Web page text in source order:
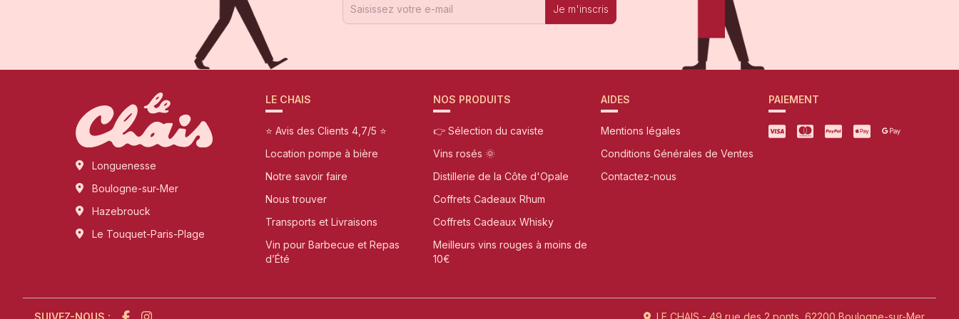
Je m'inscris
Longuenesse
Boulogne-sur-Mer
Hazebrouck
Le Touquet-Paris-Plage
LE CHAIS
⭐ Avis des Clients 4,7/5 ⭐
Location pompe à bière
Notre savoir faire
Nous trouver
Transports et Livraisons
Vin pour Barbecue et Repas
d’Été
NOS PRODUITS
👉 Sélection du caviste
Vins rosés 🌞
Distillerie de la Côte d'Opale
Coffrets Cadeaux Rhum
Coffrets Cadeaux Whisky
Meilleurs vins rouges à moins de
10€
AIDES
Mentions légales
Conditions Générales de Ventes
Contactez-nous
PAIEMENT
SUIVEZ-NOUS : LE CHAIS - 49 rue des 2 ponts, 62200 Boulogne-sur-Mer